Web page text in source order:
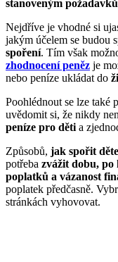
stanoveným
Nejdříve je vhodné si
jakým účelem se budou
spoření. Tím však
zhodnocení peněz je
nebo peníze ukládat do
Poohlédnout se lze také
uvědomit si, že nikdy
peníze pro děti a
Způsobů, jak spořit
potřeba zvážit dobu, po
poplatků a vázanost
poplatek předčasně.
stránkách vyhovovat.